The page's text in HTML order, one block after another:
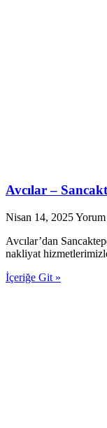
Avcılar –
Nisan 14, 2025Yorum
Avcılar’dan
nakliyat
İçeriğe Git »